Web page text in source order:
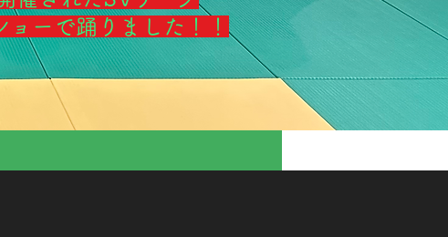
ーで踊りました！！